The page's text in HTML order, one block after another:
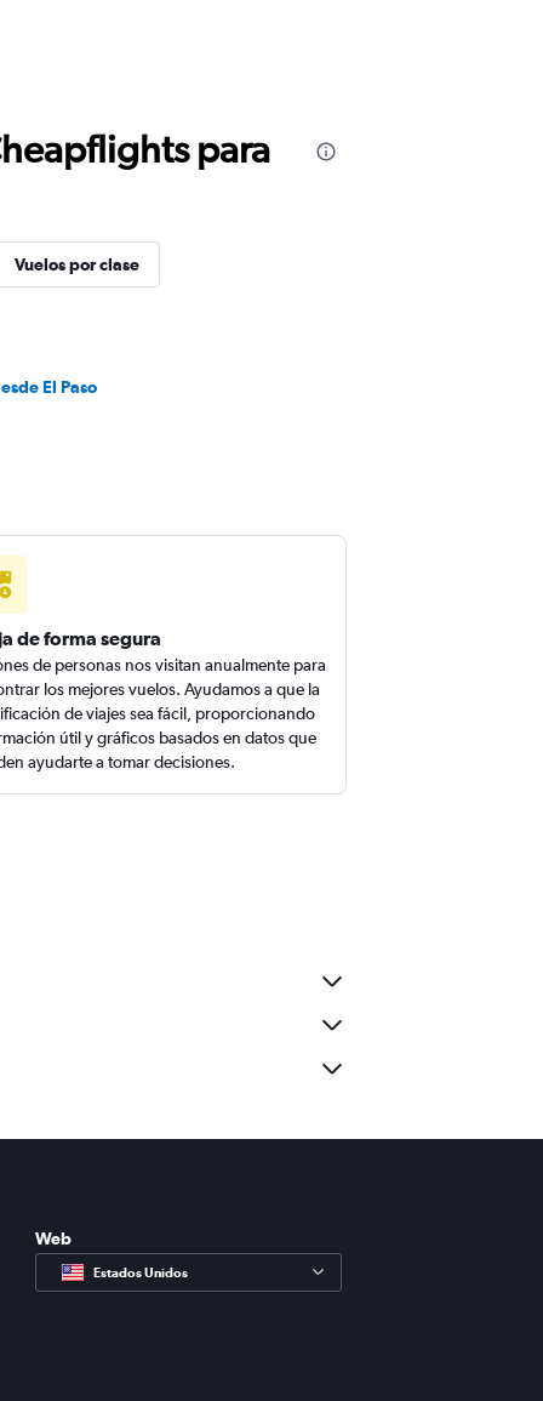
para
Vuelos por clase
El Paso
de forma segura
de personas nos visitan anualmente para
los mejores vuelos. Ayudamos a que la
de viajes sea fácil, proporcionando
útil y gráficos basados en datos que
ayudarte a tomar decisiones.
Web
Estados Unidos